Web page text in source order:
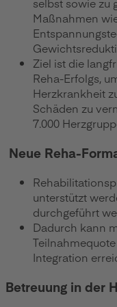
Maßnahmen
Ziel ist die
Reha-Erfolgs,
Herzkrankheit
Schäden zu
7.000
Neue Reha-
unterstützt
durchgeführt
Dadurch kann
Integration
Betreuung in der